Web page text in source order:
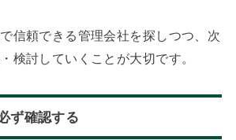
信頼できる管理会社を探しつつ、次
検討していくことが大切です。
ず確認する